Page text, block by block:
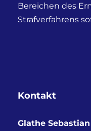
Bereichen des
Strafverfahrens
Kontakt
Glathe